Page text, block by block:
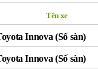
Tên xe
Innova (Số sàn)
Innova (Số sàn)